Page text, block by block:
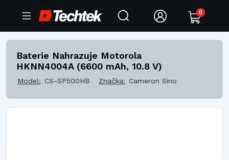
0
Baterie Nahrazuje Motorola
HKNN4004A (6600 mAh, 10.8 V)
Model: CS-SP500HB Značka: Cameron Sino